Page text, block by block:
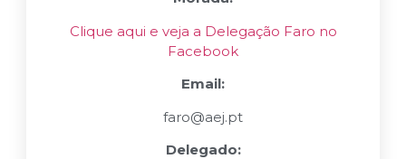
Clique aqui e veja a Delegação Faro no
Facebook
Email:
faro@aej.pt
Delegado: